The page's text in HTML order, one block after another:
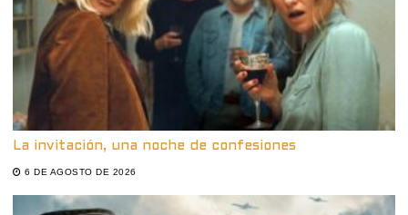
La invitación, una noche de confesiones
6 DE AGOSTO DE 2026